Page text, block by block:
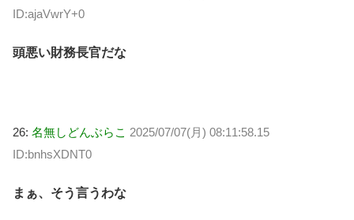
ID:ajaVwrY+0
頭悪い財務長官だな
26: 名無しどんぶらこ 2025/07/07(月) 08:11:58.15
ID:bnhsXDNT0
まぁ、そう言うわな